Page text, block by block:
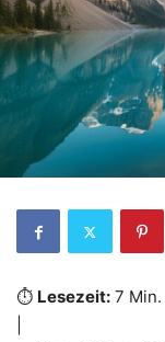
⏱️ Lesezeit: 7 Min.